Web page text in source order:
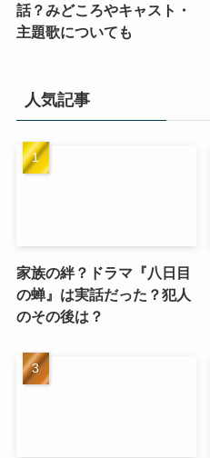
話？みどころやキャスト・
主題歌についても
人気記事
家族の絆？ドラマ『八日目
の蝉』は実話だった？犯人
のその後は？